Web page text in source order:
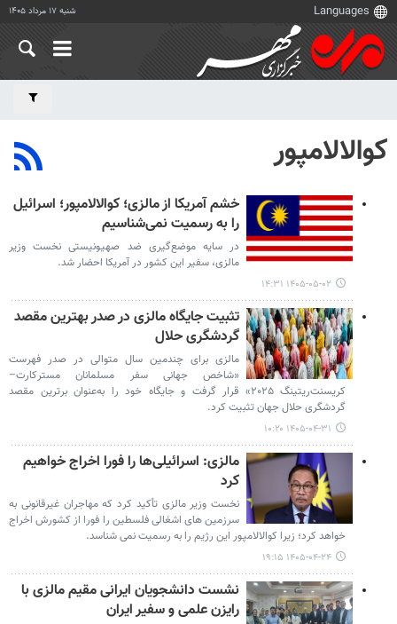
شنبه ۱۷ مرداد ۱۴۰۵
کوالالامپور
خشم آمریکا از مالزی؛ کوالالامپور؛ اسرائیل
را به رسمیت نمی‌شناسیم
در سایه موضع‌گیری ضد صهیونیستی نخست وزیر
مالزی، سفیر این کشور در آمریکا احضار شد.
۱۴۰۵-۰۵-۰۲ ۱۴:۳۱
تثبیت جایگاه مالزی در صدر بهترین مقصد
گردشگری حلال
مالزی برای چندمین سال متوالی در صدر فهرست
«شاخص جهانی سفر مسلمانان مسترکارت–
کریسنت‌ریتینگ ۲۰۲۵» قرار گرفت و جایگاه خود را به‌عنوان برترین مقصد
گردشگری حلال جهان تثبیت کرد.
۱۴۰۵-۰۴-۳۱ ۱۰:۲۰
مالزی: اسرائیلی‌ها را فورا اخراج خواهیم
کرد
نخست‌ وزیر مالزی تأکید کرد که مهاجران غیرقانونی به
سرزمین های اشغالی فلسطین را فورا از کشورش اخراج
خواهد کرد؛ زیرا کوالالامپور این رژیم را به رسمیت نمی شناسد.
۱۴۰۵-۰۴-۲۴ ۱۹:۱۵
نشست دانشجویان ایرانی مقیم مالزی با
رایزن علمی و سفیر ایران